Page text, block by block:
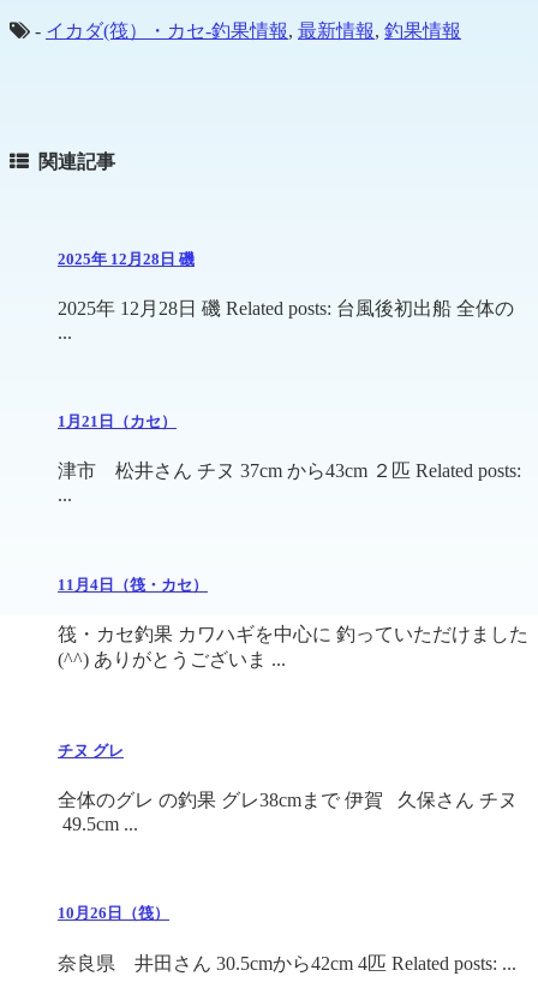
- イカダ(筏）・カセ-釣果情報, 最新情報, 釣果情報
関連記事
2025年 12月28日 磯
2025年 12月28日 磯 Related posts: 台風後初出船 全体の
...
1月21日（カセ）
津市 松井さん チヌ 37cm から43cm ２匹 Related posts:
...
11月4日（筏・カセ）
筏・カセ釣果 カワハギを中心に 釣っていただけました
(^^) ありがとうございま ...
チヌ グレ
全体のグレ の釣果 グレ38cmまで 伊賀 久保さん チヌ
49.5cm ...
10月26日（筏）
奈良県 井田さん 30.5cmから42cm 4匹 Related posts: ...